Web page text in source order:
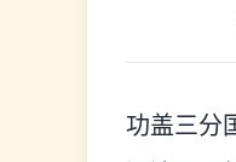
功盖三分